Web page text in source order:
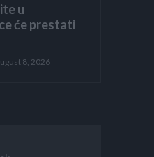
u
će prestati
8, 2026